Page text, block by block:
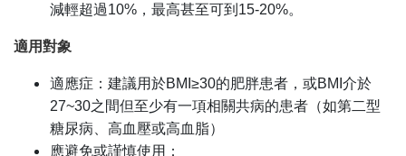
減輕超過10%，最高甚至可到15-20%。
適用對象
適應症：建議用於BMI ≥30的肥胖患者，或BMI介於
27~30之間但至少有一項相關共病的患者（如第二型
糖尿病、高血壓或高血脂）
應避免或謹慎使用：